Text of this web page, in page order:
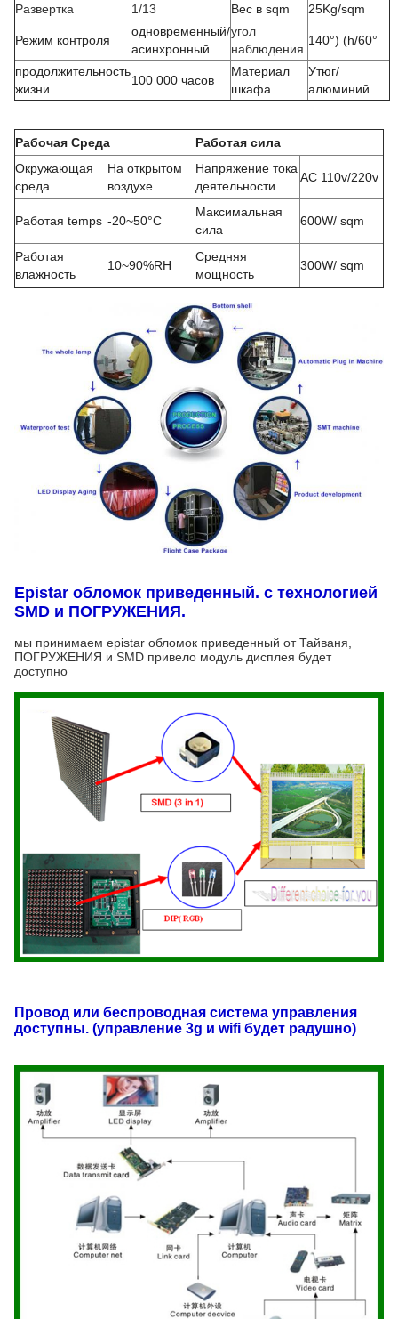
Развертка 1/13 Вес в sqm 25Kg/sqm
Режим контроля
одновременный/
асинхронный
угол
наблюдения
140°) (h/60°
продолжительность
жизни
100 000 часов
Материал
шкафа
Утюг/
алюминий
Рабочая Среда
Работая сила
Окружающая
среда
На открытом
воздухе
Напряжение тока
деятельности
AC 110v/220v
Работая temps -20~50°C
Максимальная
сила
600W/ sqm
Работая
влажность
10~90%RH
Средняя
мощность
300W/ sqm
Epistar обломок приведенный. с технологией
SMD и ПОГРУЖЕНИЯ.
мы принимаем epistar обломок приведенный от Тайваня,
ПОГРУЖЕНИЯ и SMD привело модуль дисплея будет
доступно
Провод или беспроводная система управления
доступны. (управление 3g и wifi будет радушно)